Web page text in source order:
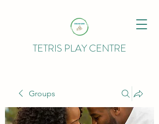
TETRIS PLAY CENTRE
Groups